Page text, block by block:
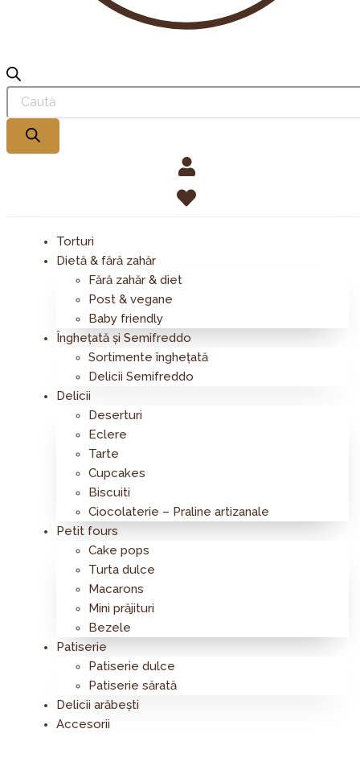
Torturi
Dietă & fără zahăr
Fără zahăr & diet
Post & vegane
Baby friendly
Înghețată și Semifreddo
Sortimente înghețată
Delicii Semifreddo
Delicii
Deserturi
Eclere
Tarte
Cupcakes
Biscuiti
Ciocolaterie – Praline artizanale
Petit fours
Cake pops
Turta dulce
Macarons
Mini prăjituri
Bezele
Patiserie
Patiserie dulce
Patiserie sărată
Delicii arăbești
Accesorii